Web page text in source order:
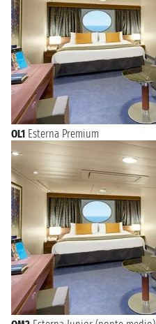
OL1 Esterna Premium